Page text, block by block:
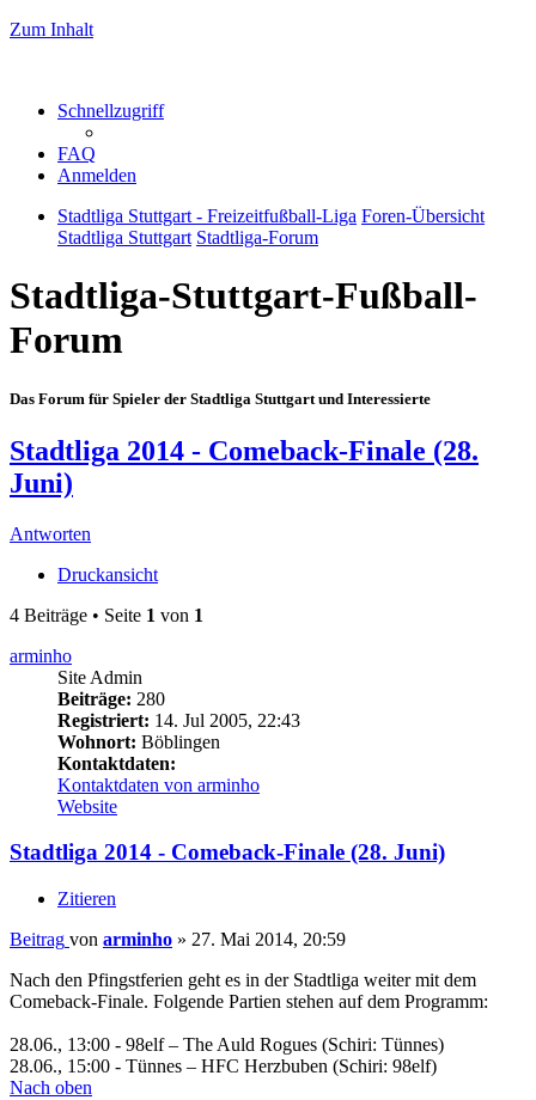
Zum Inhalt
Schnellzugriff
FAQ
Anmelden
Stadtliga Stuttgart - Freizeitfußball-Liga Foren-Übersicht
Stadtliga Stuttgart Stadtliga-Forum
Stadtliga-Stuttgart-Fußball-
Forum
Das Forum für Spieler der Stadtliga Stuttgart und Interessierte
Stadtliga 2014 - Comeback-Finale (28.
Juni)
Antworten
Druckansicht
4 Beiträge • Seite 1 von 1
arminho
Site Admin
Beiträge: 280
Registriert: 14. Jul 2005, 22:43
Wohnort: Böblingen
Kontaktdaten:
Kontaktdaten von arminho
Website
Stadtliga 2014 - Comeback-Finale (28. Juni)
Zitieren
Beitrag von arminho » 27. Mai 2014, 20:59
Nach den Pfingstferien geht es in der Stadtliga weiter mit dem
Comeback-Finale. Folgende Partien stehen auf dem Programm:
28.06., 13:00 - 98elf – The Auld Rogues (Schiri: Tünnes)
28.06., 15:00 - Tünnes – HFC Herzbuben (Schiri: 98elf)
Nach oben